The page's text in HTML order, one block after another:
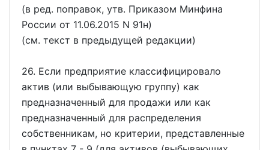
(в ред. поправок, утв. Приказом Минфина
России от 11.06.2015 N 91н)
(см. текст в предыдущей редакции)
26. Если предприятие классифицировало
актив (или выбывающую группу) как
предназначенный для продажи или как
предназначенный для распределения
собственникам, но критерии, представленные